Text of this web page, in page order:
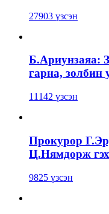
27903 үзсэн
Б.Ариунзаяа:
гарна, золбин
11142 үзсэн
Прокурор
Ц.Нямдорж
9825 үзсэн